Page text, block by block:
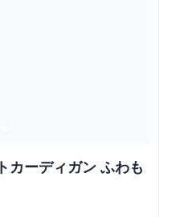
カーディガン ふわも